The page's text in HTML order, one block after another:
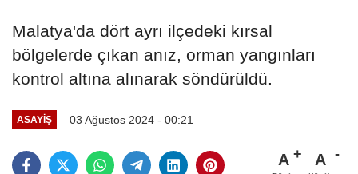
Malatya'da dört ayrı ilçedeki kırsal
bölgelerde çıkan anız, orman yangınları
kontrol altına alınarak söndürüldü.
ASAYIŞ 03 Ağustos 2024 - 00:21
A A